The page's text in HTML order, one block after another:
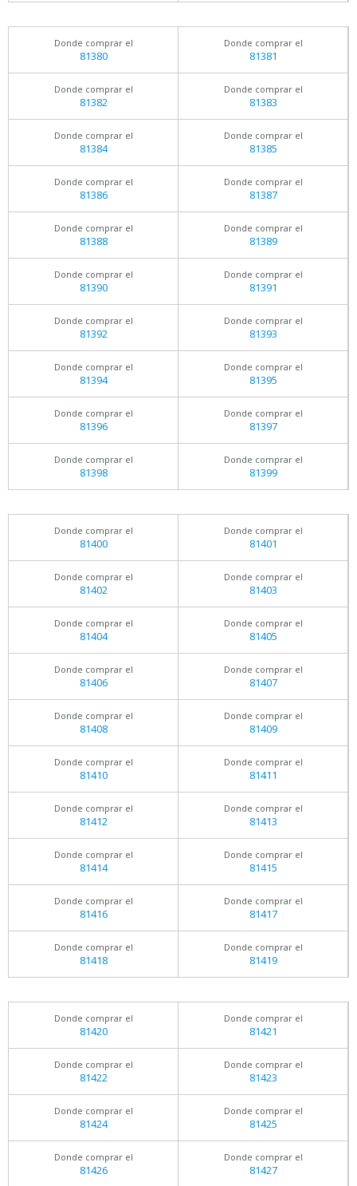
Donde comprar el
81380
Donde comprar el
81381
Donde comprar el
81382
Donde comprar el
81383
Donde comprar el
81384
Donde comprar el
81385
Donde comprar el
81386
Donde comprar el
81387
Donde comprar el
81388
Donde comprar el
81389
Donde comprar el
81390
Donde comprar el
81391
Donde comprar el
81392
Donde comprar el
81393
Donde comprar el
81394
Donde comprar el
81395
Donde comprar el
81396
Donde comprar el
81397
Donde comprar el
81398
Donde comprar el
81399
Donde comprar el
81400
Donde comprar el
81401
Donde comprar el
81402
Donde comprar el
81403
Donde comprar el
81404
Donde comprar el
81405
Donde comprar el
81406
Donde comprar el
81407
Donde comprar el
81408
Donde comprar el
81409
Donde comprar el
81410
Donde comprar el
81411
Donde comprar el
81412
Donde comprar el
81413
Donde comprar el
81414
Donde comprar el
81415
Donde comprar el
81416
Donde comprar el
81417
Donde comprar el
81418
Donde comprar el
81419
Donde comprar el
81420
Donde comprar el
81421
Donde comprar el
81422
Donde comprar el
81423
Donde comprar el
81424
Donde comprar el
81425
Donde comprar el
81426
Donde comprar el
81427